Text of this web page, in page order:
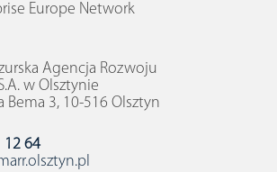
Europe Network
Agencja Rozwoju
w Olsztynie
Bema 3, 10-516 Olsztyn
12 64